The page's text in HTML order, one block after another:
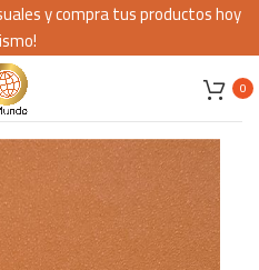
0
y compra tus productos hoy